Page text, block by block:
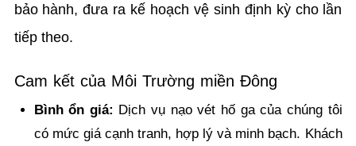
bảo hành, đưa ra kế hoạch vệ sinh định kỳ cho lần
tiếp theo.
Cam kết của Môi Trường miền Đông
Bình ổn giá: Dịch vụ nạo vét hố ga của chúng tôi
có mức giá cạnh tranh, hợp lý và minh bạch. Khách